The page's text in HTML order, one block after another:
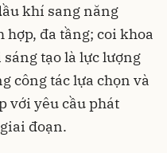
khí sang năng
đa tầng; coi khoa
tạo là lực lượng
công tác lựa chọn và
với yêu cầu phát
đoạn.